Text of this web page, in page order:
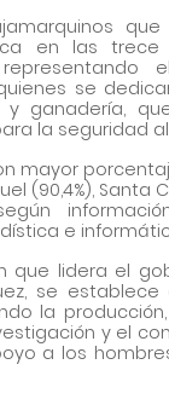
en las trece
se
ganadería,
la seguridad
mayor
(90,4%), Santa
e
que lidera el
se
la
y el
a los